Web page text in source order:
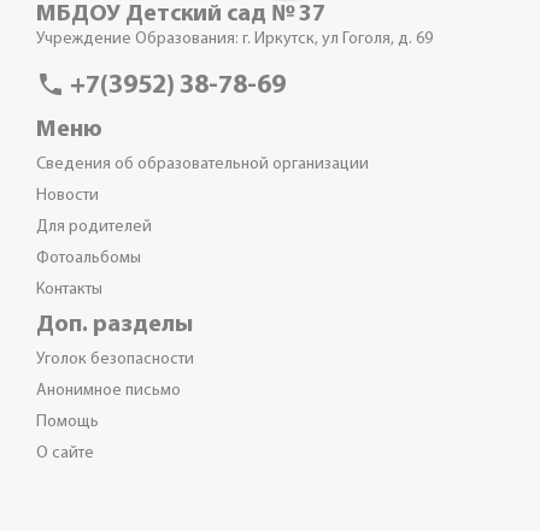
МБДОУ Детский сад № 37
Учреждение Образования: г. Иркутск, ул Гоголя, д. 69
phone +7(3952) 38-78-69
Меню
Сведения об образовательной организации
Новости
Для родителей
Фотоальбомы
Контакты
Доп. разделы
Уголок безопасности
Анонимное письмо
Помощь
О сайте